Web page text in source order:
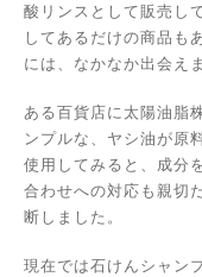
酸リンスとして販売し
してあるだけの商品も
には、なかなか出会え
ある百貨店に太陽油脂
ンプルな、ヤシ油が原
使用してみると、成分
合わせへの対応も親切
断しました。
現在では石けんシャン